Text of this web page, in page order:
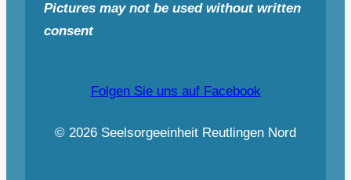
Pictures may not be used without written
consent
Folgen Sie uns auf Facebook
© 2026 Seelsorgeeinheit Reutlingen Nord